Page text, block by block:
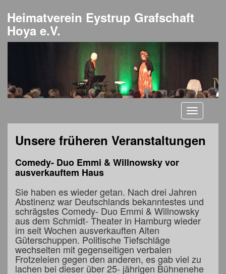
Heimatverein Eystrup Grafschaft
Hoya e.V.
Toggle
Unsere früheren Veranstaltungen
Comedy- Duo Emmi & Willnowsky vor
ausverkauftem Haus
Sie haben es wieder getan. Nach drei Jahren
Abstinenz war Deutschlands bekanntestes und
schrägstes Comedy- Duo Emmi & Willnowsky
aus dem Schmidt- Theater in Hamburg wieder
im seit Wochen ausverkauften Alten
Güterschuppen. Politische Tiefschläge
wechselten mit gegenseitigen verbalen
Frotzeleien gegen den anderen, es gab viel zu
lachen bei dieser über 25- jährigen Bühnenehe